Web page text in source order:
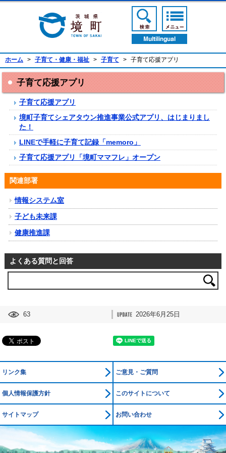
境町公式ホームページ検索ボタン
ホーム > 子育て・健康・福祉 > 子育て > 子育て応援アプリ
子育て応援アプリ
子育て応援アプリ
境町子育てシェアタウン推進事業公式アプリ、はじまりまし
た！
LINEで手軽に子育て記録「memoro」
子育て応援アプリ「境町ママフレ」オープン
関連部署
情報システム室
子ども未来課
健康推進課
よくある質問と回答
63 2026年6月25日
リンク集 ご意見・ご質問
個人情報保護方針 このサイトについて
サイトマップ お問い合わせ